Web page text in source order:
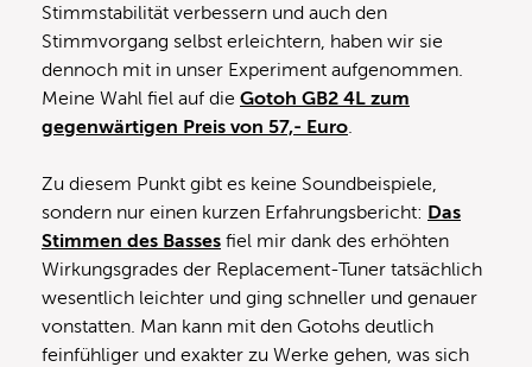
Stimmstabilität verbessern und auch den
Stimmvorgang selbst erleichtern, haben wir sie
dennoch mit in unser Experiment aufgenommen.
Meine Wahl fiel auf die Gotoh GB2 4L zum
gegenwärtigen Preis von 57,- Euro.
Zu diesem Punkt gibt es keine Soundbeispiele,
sondern nur einen kurzen Erfahrungsbericht: Das
Stimmen des Basses fiel mir dank des erhöhten
Wirkungsgrades der Replacement-Tuner tatsächlich
wesentlich leichter und ging schneller und genauer
vonstatten. Man kann mit den Gotohs deutlich
feinfühliger und exakter zu Werke gehen, was sich